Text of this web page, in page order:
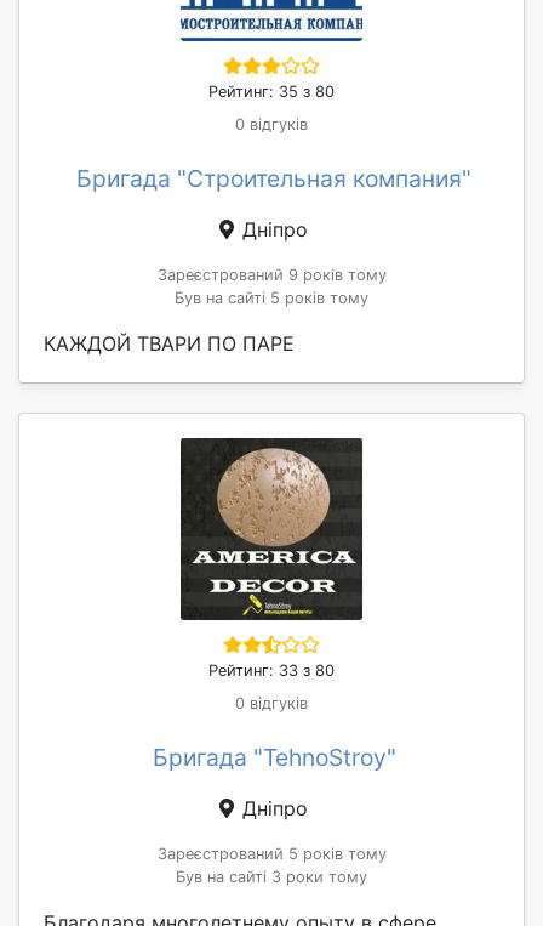
Рейтинг: 35 з 80
0 відгуків
Бригада "Строительная компания"
Дніпро
Зареєстрований 9 років тому
Був на сайті 5 років тому
КАЖДОЙ ТВАРИ ПО ПАРЕ
Рейтинг: 33 з 80
0 відгуків
Бригада "TehnoStroy"
Дніпро
Зареєстрований 5 років тому
Був на сайті 3 роки тому